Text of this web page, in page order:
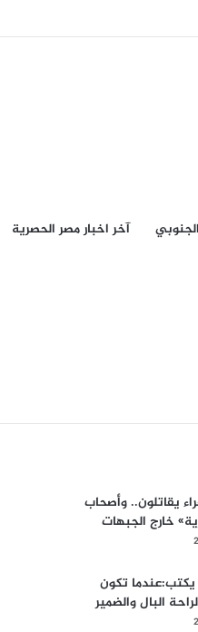
آخر اخبار مصر الحصرية
يقاتلون.. وأصحاب
خارج الجبهات
تكون
البال والضمير